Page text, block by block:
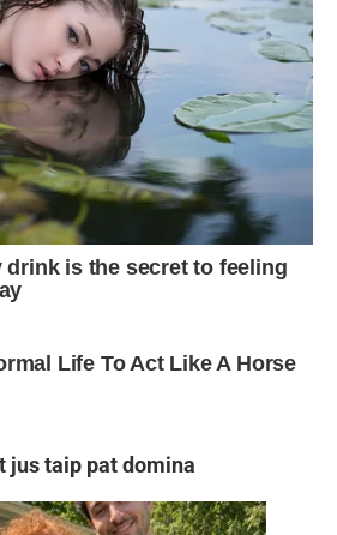
jus taip pat domina